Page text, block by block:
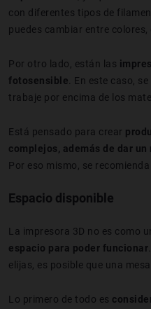
con diferentes tipos de
puedes cambiar entre colores,
Por otro lado, están las
fotosensible . En este caso,
trabaje por encima de los
Está pensado para crear
complejos, además de dar
Por eso mismo, se
Espacio disponible
La impresora 3D no es como
espacio para poder funcionar
elijas, es posible que una
Lo primero de todo es